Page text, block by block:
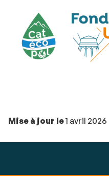
Mise à jour le1 avril 2026